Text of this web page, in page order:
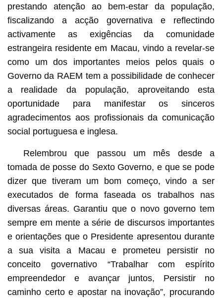
prestando atenção ao bem-estar da população,
fiscalizando a acção governativa e reflectindo
activamente as exigências da comunidade
estrangeira residente em Macau, vindo a revelar-se
como um dos importantes meios pelos quais o
Governo da RAEM tem a possibilidade de conhecer
a realidade da população, aproveitando esta
oportunidade para manifestar os sinceros
agradecimentos aos profissionais da comunicação
social portuguesa e inglesa.
Relembrou que passou um mês desde a
tomada de posse do Sexto Governo, e que se pode
dizer que tiveram um bom começo, vindo a ser
executados de forma faseada os trabalhos nas
diversas áreas. Garantiu que o novo governo tem
sempre em mente a série de discursos importantes
e orientações que o Presidente apresentou durante
a sua visita a Macau e prometeu persistir no
conceito governativo “Trabalhar com espírito
empreendedor e avançar juntos, Persistir no
caminho certo e apostar na inovação”, procurando